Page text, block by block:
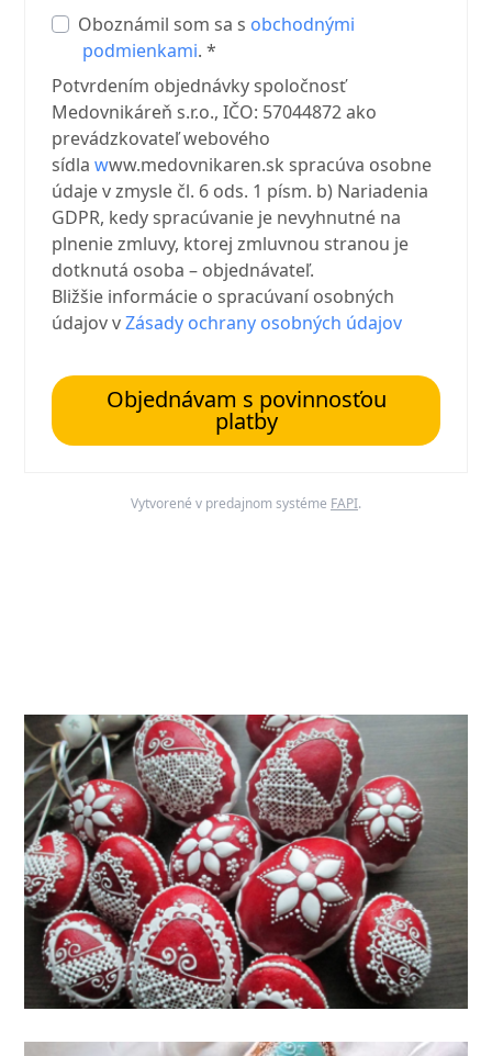
Oboznámil som sa s obchodnými
podmienkami. *
Potvrdením objednávky spoločnosť
Medovnikáreň s.r.o., IČO: 57044872 ako
prevádzkovateľ webového
sídlawww.medovnikaren.sk spracúva osobne
údaje v zmysle čl. 6 ods. 1 písm. b) Nariadenia
GDPR, kedy spracúvanie je nevyhnutné na
plnenie zmluvy, ktorej zmluvnou stranou je
dotknutá osoba – objednávateľ.
Bližšie informácie o spracúvaní osobných
údajov vZásady ochrany osobných údajov
Objednávam s povinnosťou
platby
Vytvorené v predajnom systéme FAPI.